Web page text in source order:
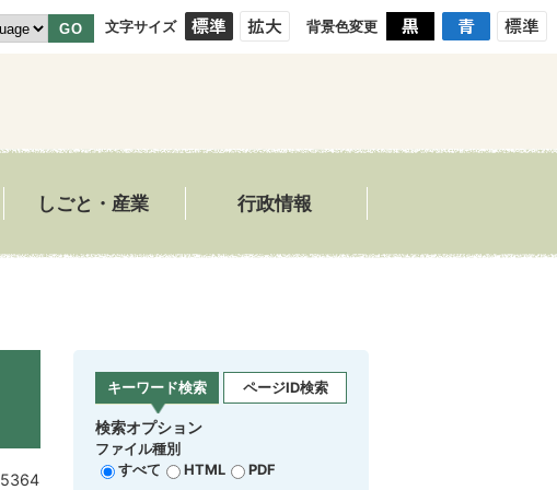
GO 文字サイズ 背景色変更
しごと・産業 行政情報
5364
キーワード検索 ページID検索
検索オプション
ファイル種別
すべて
HTML PDF